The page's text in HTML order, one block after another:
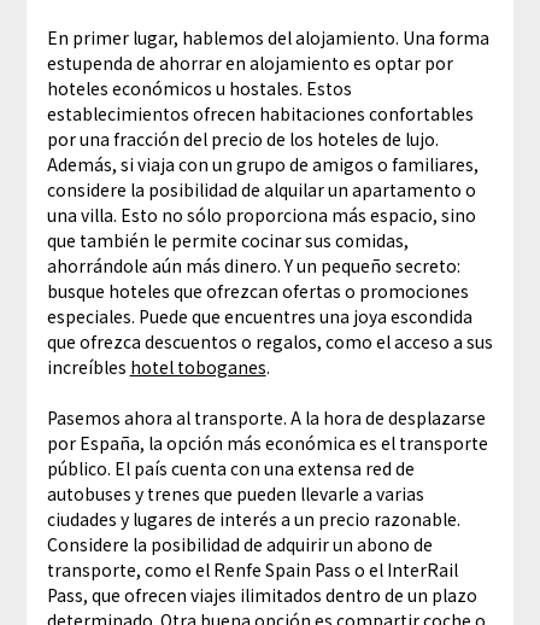
En primer lugar, hablemos del alojamiento. Una forma
estupenda de ahorrar en alojamiento es optar por
hoteles económicos u hostales. Estos
establecimientos ofrecen habitaciones confortables
por una fracción del precio de los hoteles de lujo.
Además, si viaja con un grupo de amigos o familiares,
considere la posibilidad de alquilar un apartamento o
una villa. Esto no sólo proporciona más espacio, sino
que también le permite cocinar sus comidas,
ahorrándole aún más dinero. Y un pequeño secreto:
busque hoteles que ofrezcan ofertas o promociones
especiales. Puede que encuentres una joya escondida
que ofrezca descuentos o regalos, como el acceso a sus
increíbles hotel toboganes.
Pasemos ahora al transporte. A la hora de desplazarse
por España, la opción más económica es el transporte
público. El país cuenta con una extensa red de
autobuses y trenes que pueden llevarle a varias
ciudades y lugares de interés a un precio razonable.
Considere la posibilidad de adquirir un abono de
transporte, como el Renfe Spain Pass o el InterRail
Pass, que ofrecen viajes ilimitados dentro de un plazo
determinado. Otra buena opción es compartir coche o